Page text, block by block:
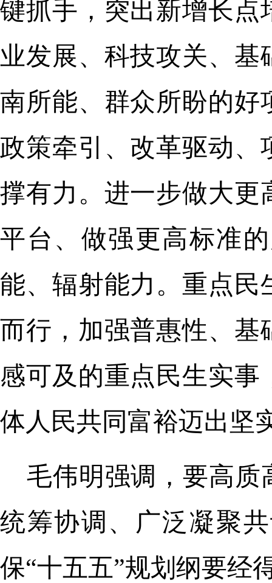
键抓手，突出新增长点
业发展、科技攻关、
南所能、群众所盼的好
政策牵引、改革驱动
撑有力。进一步做大更
平台、做强更高标准
能、辐射能力。重点
而行，加强普惠性、基
感可及的重点民生实
体人民共同富裕迈出坚
毛伟明强调，要高质
统筹协调、广泛凝聚
保“十五五”规划纲要经